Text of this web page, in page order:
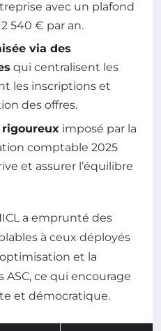
avec un plafond
540 € par an.
via des
qui centralisent les
les inscriptions et
des offres.
imposé par la
comptable 2025
et assurer l’équilibre
a emprunté des
à ceux déployés
et la
ce qui encourage
et démocratique.